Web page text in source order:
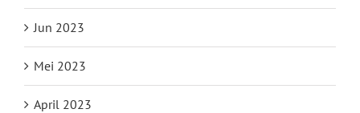
Jun 2023
Mei 2023
April 2023